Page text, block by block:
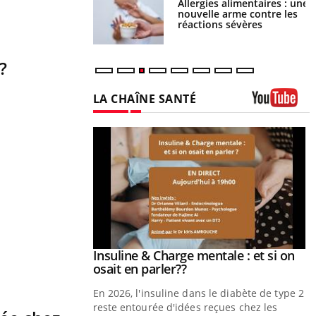
Allergies alimentaires : une
nouvelle arme contre les
réactions sévères
LA CHAÎNE SANTÉ
Youtube
Insuline & Charge mentale : et si on
osait en parler??Youtube
En 2026, l'insuline dans le diabète de type 2
reste entourée d'idées reçues chez les